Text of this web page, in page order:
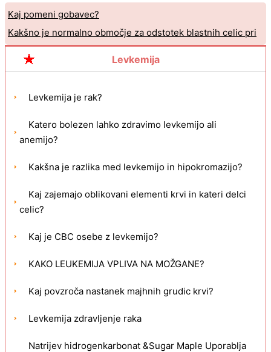
Kaj pomeni gobavec?
Kakšno je normalno območje za odstotek blastnih celic pri
zdravi osebi?
Levkemija
Levkemija je rak?
Katero bolezen lahko zdravimo levkemijo ali
anemijo?
Kakšna je razlika med levkemijo in hipokromazijo?
Kaj zajemajo oblikovani elementi krvi in ​​kateri delci
celic?
Kaj je CBC osebe z levkemijo?
KAKO LEUKEMIJA VPLIVA NA MOŽGANE?
Kaj povzroča nastanek majhnih grudic krvi?
Levkemija zdravljenje raka
Natrijev hidrogenkarbonat &Sugar Maple Uporablja